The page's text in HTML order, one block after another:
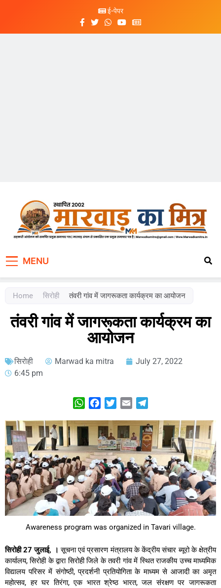
ई-पेपर
Marwad Ka Mitra
MENU
Home सिरोही तंवरी गांव में जागरूकता कार्यक्रम का आयोजन
तंवरी गांव में जागरूकता कार्यक्रम का
आयोजन
सिरोही Marwad ka mitra
July 27, 2022
6:45 pm
WhatsAppFacebookTwitterEmail
Awareness program was organized in Tavari village.
सिरोही 27 जुलाई, । सूचना एवं प्रसारण मंत्रालय के केंद्रीय संचार ब्यूरो के क्षेत्रीय
कार्यालय, सिरोही के द्वारा सिरोही जिले के तवरी गांव में स्थित राजकीय उच्च माध्यमिक
विद्यालय परिसर में संगोष्ठी, प्रदर्शनी प्रतियोगिता के माध्यम से आजादी का अमृत
महोत्सव, हर घर तिरंगा, एक भारत श्रेष्ठ भारत, जल संरक्षण पर जागरूकता